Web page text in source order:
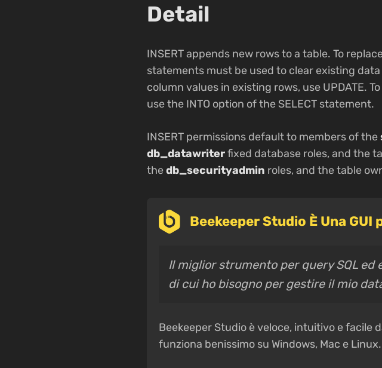
Detail
INSERT appends new rows to a table. To
statements must be used to clear existing
column values in existing rows, use UPDATE.
use the INTO option of the SELECT statement.
INSERT permissions default to members of the
db_datawriterfixed database roles, and the
thedb_securityadmin roles, and the table
Beekeeper Studio È Una
Il miglior strumento per query SQL
di cui ho bisogno per gestire il mio
Beekeeper Studio è veloce, intuitivo e facile
funziona benissimo su Windows, Mac e Linux.